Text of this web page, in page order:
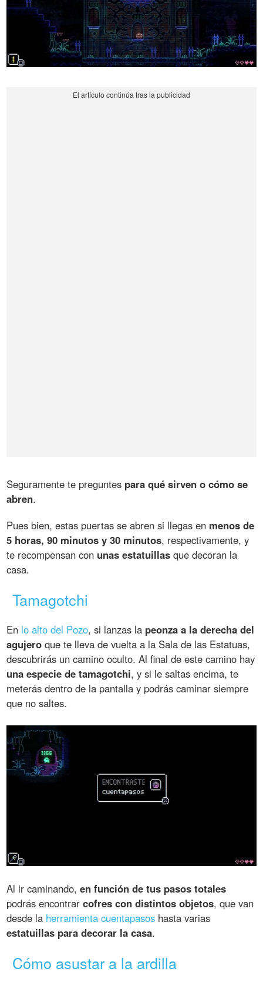
Seguramente te preguntes para qué sirven o cómo se
abren.
Pues bien, estas puertas se abren si llegas en menos de
5 horas, 90 minutos y 30 minutos, respectivamente, y
te recompensan con unas estatuillas que decoran la
casa.
Tamagotchi
En lo alto del Pozo, si lanzas la peonza a la derecha del
agujero que te lleva de vuelta a la Sala de las Estatuas,
descubrirás un camino oculto. Al final de este camino hay
una especie de tamagotchi, y si le saltas encima, te
meterás dentro de la pantalla y podrás caminar siempre
que no saltes.
Al ir caminando,en función de tus pasos totales
podrás encontrarcofres con distintos objetos, que van
desde la herramienta cuentapasos hasta varias
estatuillas para decorar la casa.
Cómo asustar a la ardilla